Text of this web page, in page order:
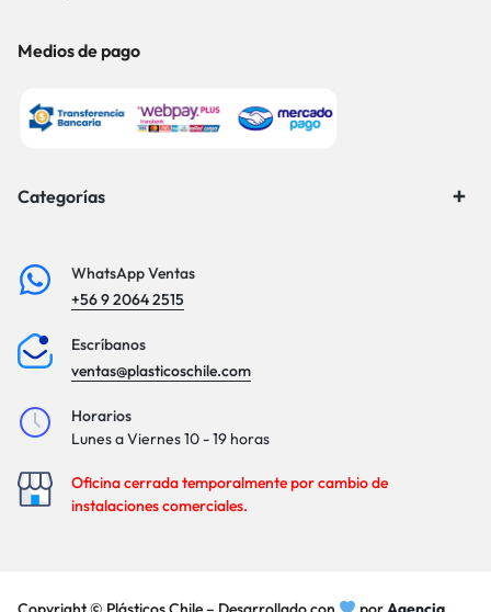
Medios de pago
Categorías
WhatsApp Ventas
+56 9 2064 2515
Escríbanos
ventas@plasticoschile.com
Horarios
Lunes a Viernes 10 - 19 horas
Oficina cerrada temporalmente por cambio de
instalaciones comerciales.